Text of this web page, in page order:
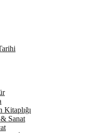
Kitaplığı
Sanat